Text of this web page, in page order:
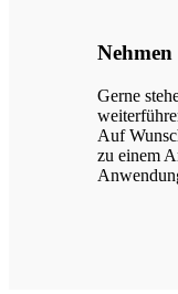
Gerne
Auf
zu einem